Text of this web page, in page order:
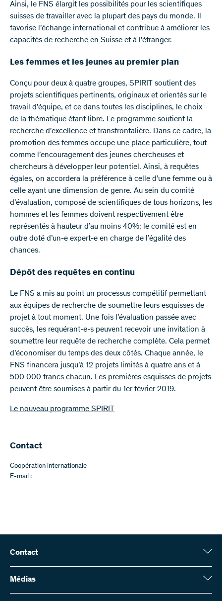
Ainsi, le FNS élargit les possibilités pour les scientifiques
suisses de travailler avec la plupart des pays du monde. Il
favorise l’échange international et contribue à améliorer les
capacités de recherche en Suisse et à l’étranger.
Les femmes et les jeunes au premier plan
Conçu pour deux à quatre groupes, SPIRIT soutient des
projets scientifiques pertinents, originaux et orientés sur le
travail d’équipe, et ce dans toutes les disciplines, le choix
de la thématique étant libre. Le programme soutient la
recherche d’excellence et transfrontalière. Dans ce cadre, la
promotion des femmes occupe une place particulière, tout
comme l’encouragement des jeunes chercheuses et
chercheurs à développer leur potentiel. Ainsi, à requêtes
égales, on accordera la préférence à celle d’une femme ou à
celle ayant une dimension de genre. Au sein du comité
d’évaluation, composé de scientifiques de tous horizons, les
hommes et les femmes doivent respectivement être
représentés à hauteur d’au moins 40%; le comité est en
outre doté d’un-e expert-e en charge de l’égalité des
chances.
Dépôt des requêtes en continu
Le FNS a mis au point un processus compétitif permettant
aux équipes de recherche de soumettre leurs esquisses de
projet à tout moment. Une fois l’évaluation passée avec
succès, les requérant-e-s peuvent recevoir une invitation à
soumettre leur requête de recherche complète. Cela permet
d’économiser du temps des deux côtés. Chaque année, le
FNS financera jusqu’à 12 projets limités à quatre ans et à
500 000 francs chacun. Les premières esquisses de projets
peuvent être soumises à partir du 1er février 2019.
Le nouveau programme SPIRIT
Contact
Coopération internationale
E-mail :
Contact
Fonds national suisse (FNS)
Wildhainweg 3
Médias
Service de presse